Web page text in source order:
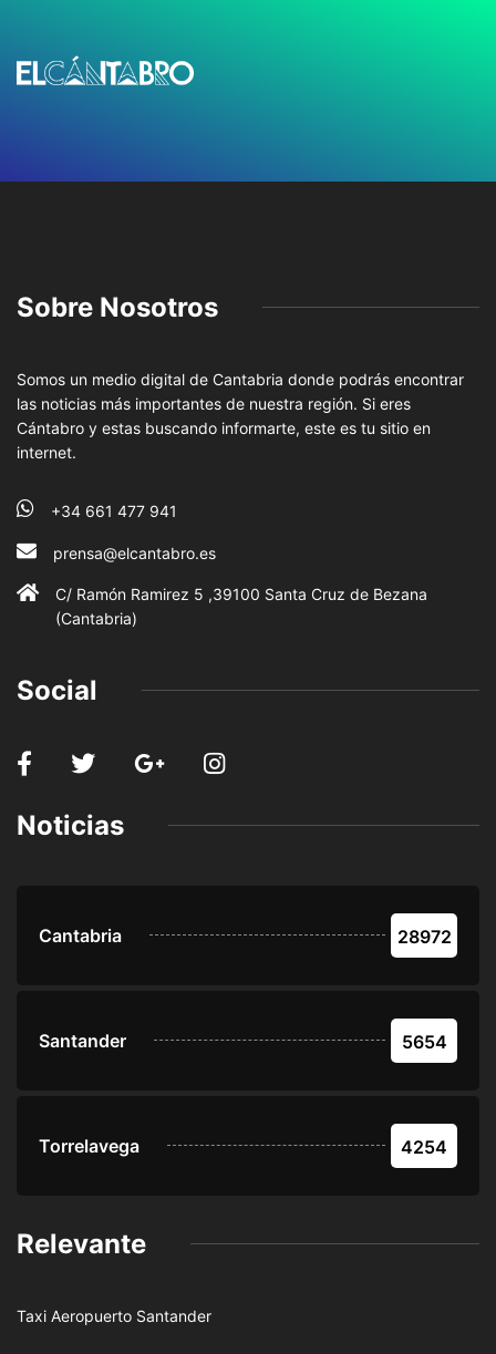
Sobre Nosotros
Somos un medio digital de Cantabria donde podrás encontrar
las noticias más importantes de nuestra región. Si eres
Cántabro y estas buscando informarte, este es tu sitio en
internet.
+34 661 477 941
prensa@elcantabro.es
C/ Ramón Ramirez 5 ,39100 Santa Cruz de Bezana
(Cantabria)
Social
Noticias
Cantabria 28972
Santander 5654
Torrelavega 4254
Relevante
Taxi Aeropuerto Santander